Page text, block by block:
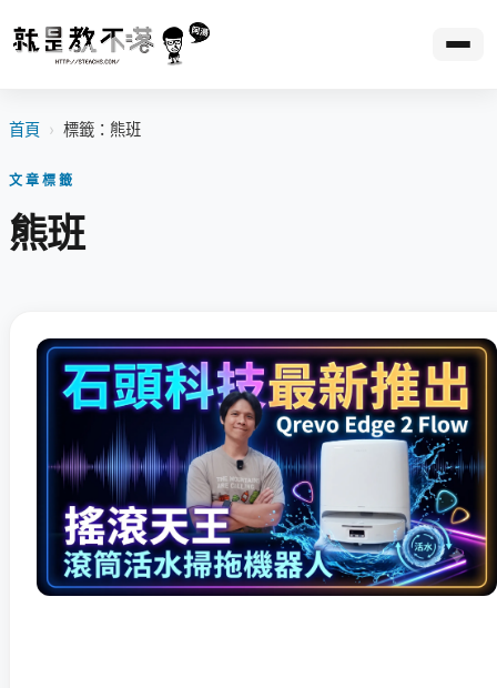
首頁 › 標籤：熊班
文章標籤
熊班